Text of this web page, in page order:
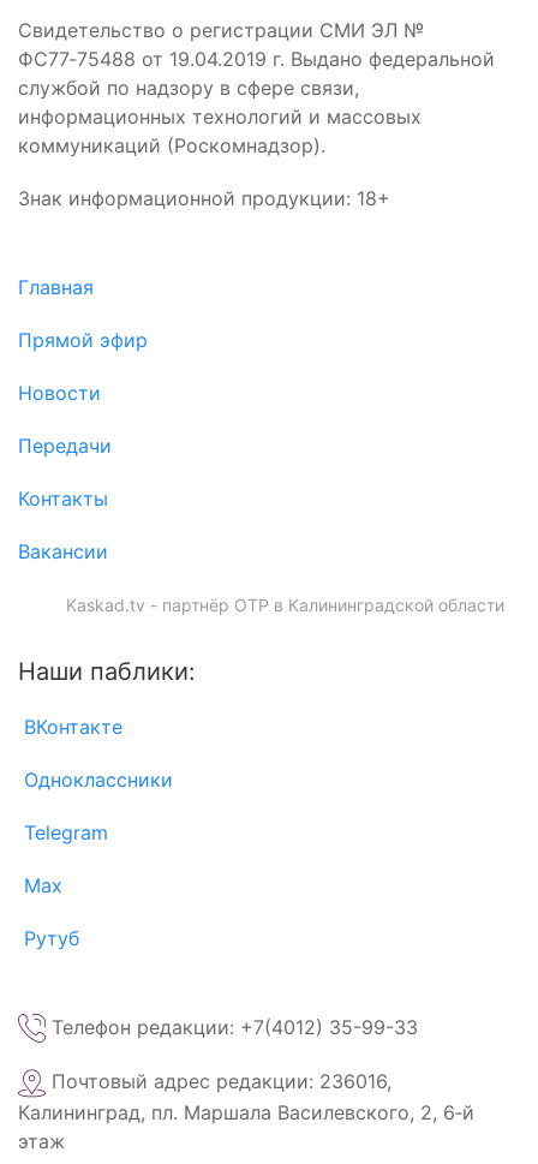
Свидетельство о регистрации СМИ ЭЛ №
ФС77‑75488 от 19.04.2019 г. Выдано федеральной
службой по надзору в сфере связи,
информационных технологий и массовых
коммуникаций (Роскомнадзор).
Знак информационной продукции: 18+
Главная
Прямой эфир
Новости
Передачи
Контакты
Вакансии
Kaskad.tv - партнёр ОТР в Калининградской области
Наши паблики:
ВКонтакте
Одноклассники
Telegram
Max
Рутуб
Телефон редакции: +7(4012) 35-99-33
Почтовый адрес редакции: 236016,
Калининград, пл. Маршала Василевского, 2, 6‑й
этаж